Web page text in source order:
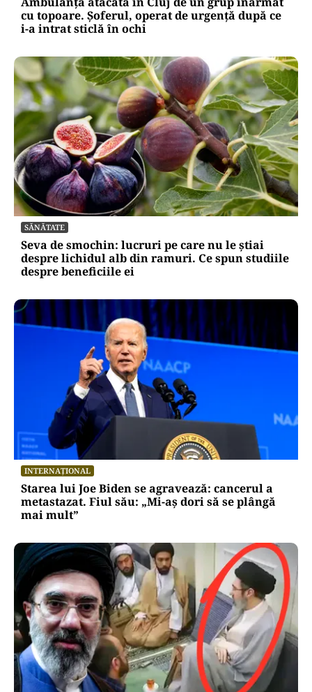
ACTUALITATE
Ambulanță atacată în Cluj de un grup înarmat
cu topoare. Șoferul, operat de urgență după ce
i-a intrat sticlă în ochi
SĂNĂTATE
Seva de smochin: lucruri pe care nu le știai
despre lichidul alb din ramuri. Ce spun studiile
despre beneficiile ei
INTERNAȚIONAL